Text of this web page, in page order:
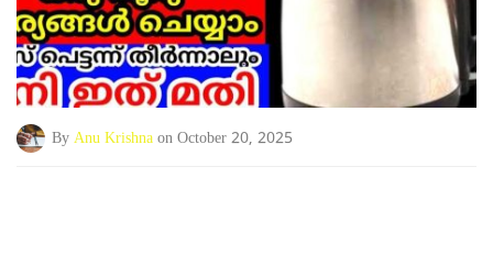
By Anu Krishna on October 20, 2025